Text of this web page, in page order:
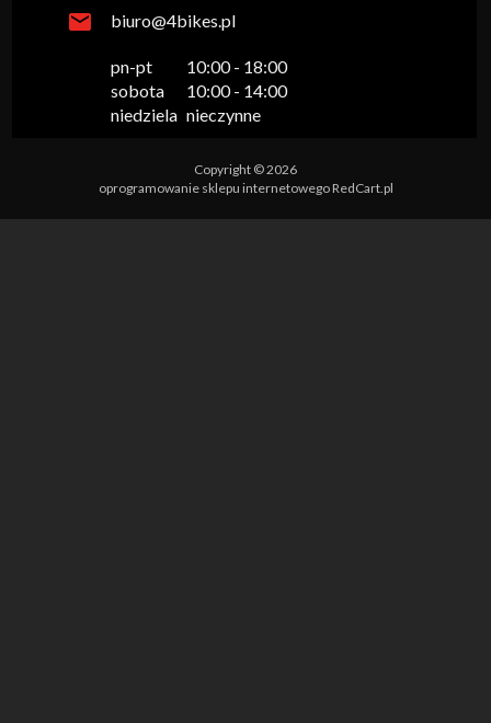
biuro@4bikes.pl
pn-pt
sobota
niedziela
10:00 - 18:00
10:00 - 14:00
nieczynne
Copyright © 2026
oprogramowanie sklepu internetowegoRedCart.pl